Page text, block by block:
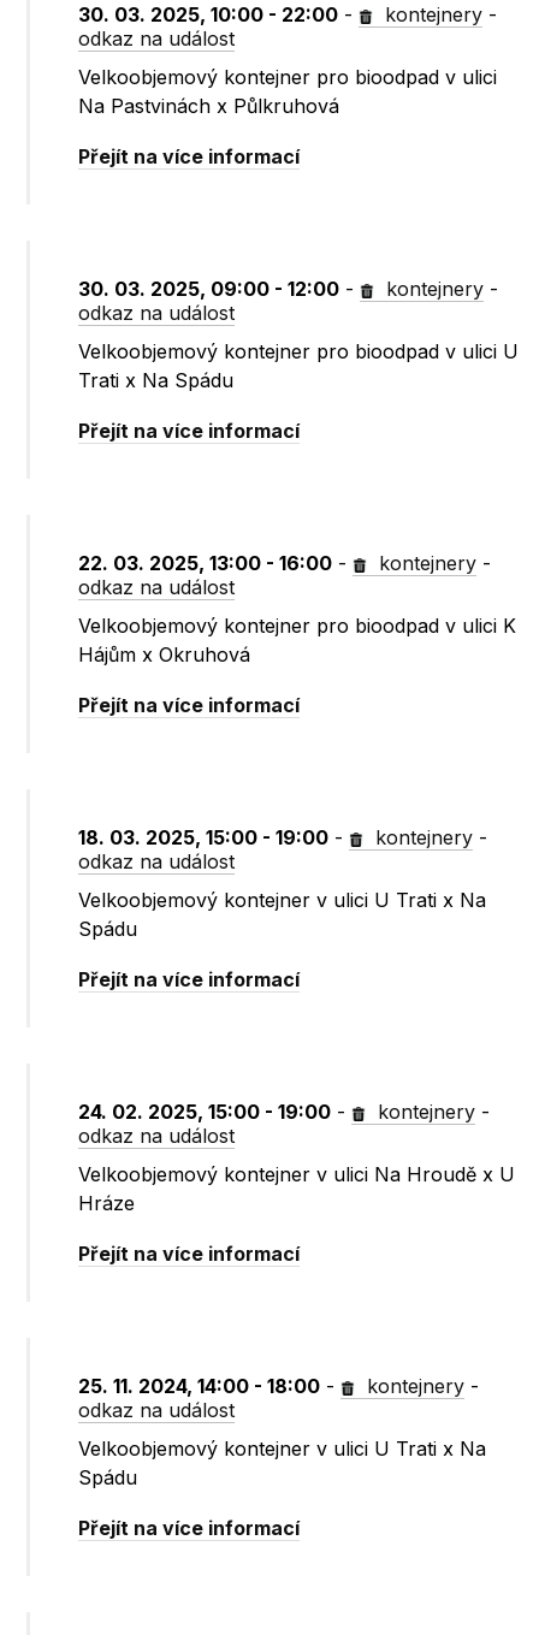
30. 03. 2025, 10:00 - 22:00 - kontejnery -
odkaz na událost
Velkoobjemový kontejner pro bioodpad v ulici
Na Pastvinách x Půlkruhová
Přejít na více informací
30. 03. 2025, 09:00 - 12:00 - kontejnery -
odkaz na událost
Velkoobjemový kontejner pro bioodpad v ulici U
Trati x Na Spádu
Přejít na více informací
22. 03. 2025, 13:00 - 16:00 - kontejnery -
odkaz na událost
Velkoobjemový kontejner pro bioodpad v ulici K
Hájům x Okruhová
Přejít na více informací
18. 03. 2025, 15:00 - 19:00 - kontejnery -
odkaz na událost
Velkoobjemový kontejner v ulici U Trati x Na
Spádu
Přejít na více informací
24. 02. 2025, 15:00 - 19:00 - kontejnery -
odkaz na událost
Velkoobjemový kontejner v ulici Na Hroudě x U
Hráze
Přejít na více informací
25. 11. 2024, 14:00 - 18:00 - kontejnery -
odkaz na událost
Velkoobjemový kontejner v ulici U Trati x Na
Spádu
Přejít na více informací